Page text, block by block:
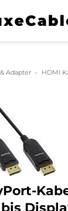
Adapter » HDMI